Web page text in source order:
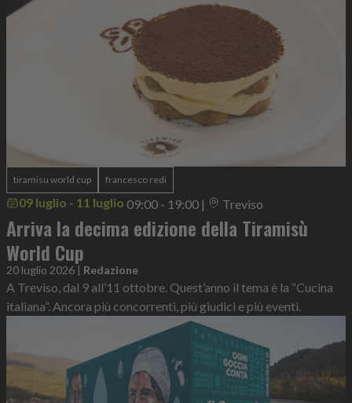
tiramisu world cup francesco redi
09 luglio - 11 luglio 09:00 - 19:00 | Treviso
Arriva la decima edizione della Tiramisù
World Cup
20 luglio 2026 | Redazione
A Treviso, dal 9 all’11 ottobre. Quest’anno il tema è la “Cucina
italiana”. Ancora più concorrenti, più giudici e più eventi.